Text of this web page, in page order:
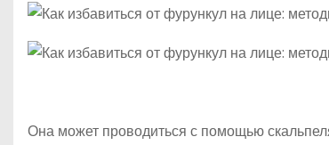
Она может проводиться с помощью